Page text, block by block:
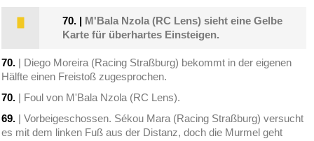
70. | M'Bala Nzola (RC Lens) sieht eine Gelbe
Karte für überhartes Einsteigen.
70. | Diego Moreira (Racing Straßburg) bekommt in der eigenen
Hälfte einen Freistoß zugesprochen.
70. | Foul von M'Bala Nzola (RC Lens).
69. | Vorbeigeschossen. Sékou Mara (Racing Straßburg) versucht
es mit dem linken Fuß aus der Distanz, doch die Murmel geht